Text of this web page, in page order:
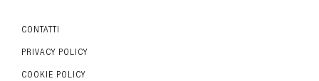
CONTATTI
PRIVACY POLICY
COOKIE POLICY